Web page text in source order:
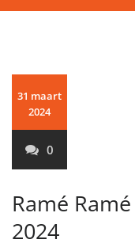
31 maart
2024
0
Ramé
2024